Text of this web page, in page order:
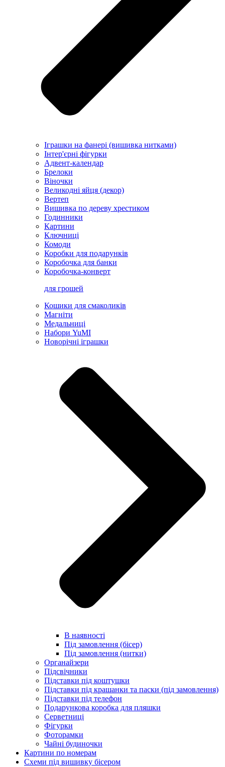
Іграшки на фанері (вишивка нитками)
Інтер'єрні фігурки
Адвент-календар
Брелоки
Віночки
Великодні яйця (декор)
Вертеп
Вишивка по дереву хрестиком
Годинники
Картини
Ключниці
Комоди
Коробки для подарунків
Коробочка для банки
Коробочка-конверт
для грошей
Кошики для смаколиків
Магніти
Медальниці
Набори YuMI
Новорічні іграшки
В наявності
Під замовлення (бісер)
Під замовлення (нитки)
Органайзери
Підсвічники
Підставки під коштушки
Підставки під крашанки та паски (під замовлення)
Підставки під телефон
Подарункова коробка для пляшки
Серветниці
Фігурки
Фоторамки
Чайні будиночки
Картини по номерам
Схеми під вишивку бісером